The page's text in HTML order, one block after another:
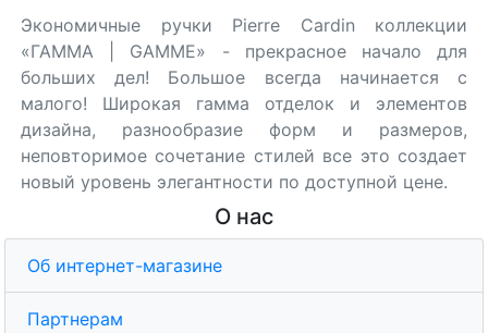
Экономичные ручки Pierre Cardin коллекции
«ГАММА | GAMME» - прекрасное начало для
больших дел! Большое всегда начинается с
малого! Широкая гамма отделок и элементов
дизайна, разнообразие форм и размеров,
неповторимое сочетание стилей все это создает
новый уровень элегантности по доступной цене.
О нас
Об интернет-магазине
Партнерам